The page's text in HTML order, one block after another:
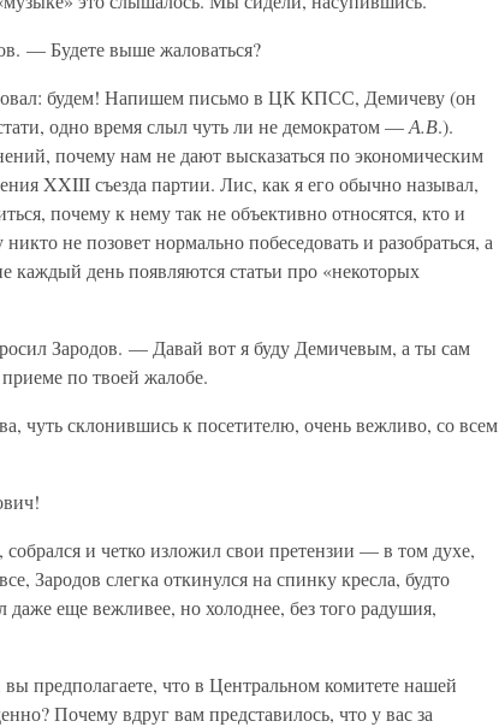
— Будете выше жаловаться?
будем! Напишем письмо в ЦК КПСС, Демичеву (он
одно время слыл чуть ли не демократом —А.В.).
почему нам не дают высказаться по экономическим
XXIII съезда партии. Лис, как я его обычно называл,
почему к нему так не объективно относятся, кто и
не позовет нормально побеседовать и разобраться, а
каждый день появляются статьи про «некоторых
Зародов. — Давай вот я буду Демичевым, а ты сам
по твоей жалобе.
чуть склонившись к посетителю, очень вежливо, со всем
и четко изложил свои претензии — в том духе,
Зародов слегка откинулся на спинку кресла, будто
даже еще вежливее, но холоднее, без того радушия,
предполагаете, что в Центральном комитете нашей
Почему вдруг вам представилось, что у вас за